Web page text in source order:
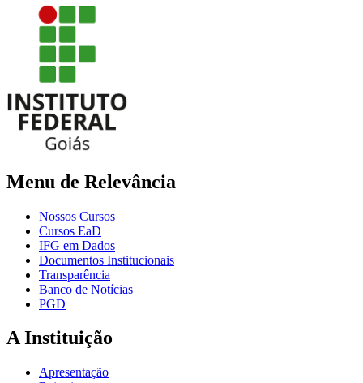
Menu de Relevância
Nossos Cursos
Cursos EaD
IFG em Dados
Documentos Institucionais
Transparência
Banco de Notícias
PGD
A Instituição
Apresentação